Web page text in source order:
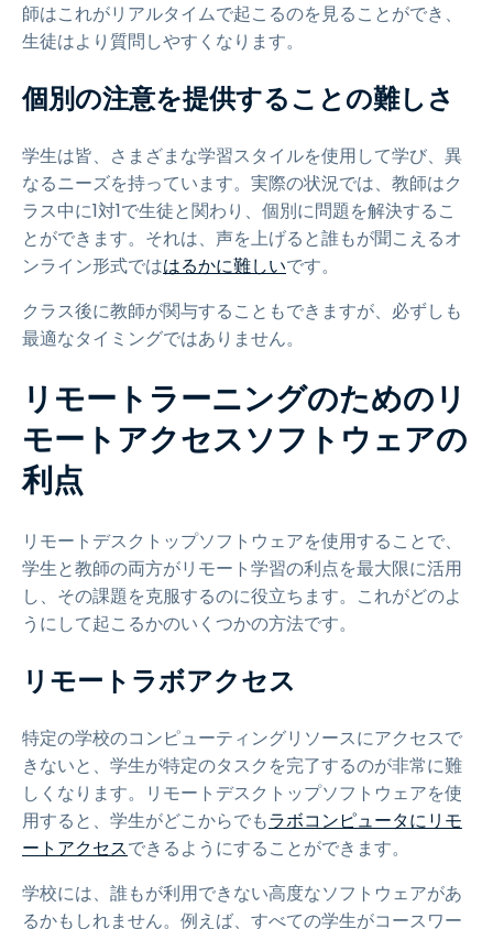
師はこれがリアルタイムで起こるのを見ることができ、
生徒はより質問しやすくなります。
個別の注意を提供することの難しさ
学生は皆、さまざまな学習スタイルを使用して学び、異
なるニーズを持っています。実際の状況では、教師はク
ラス中に1対1で生徒と関わり、個別に問題を解決するこ
とができます。それは、声を上げると誰もが聞こえるオ
ンライン形式でははるかに難しいです。
クラス後に教師が関与することもできますが、必ずしも
最適なタイミングではありません。
リモートラーニングのためのリ
モートアクセスソフトウェアの
利点
リモートデスクトップソフトウェアを使用することで、
学生と教師の両方がリモート学習の利点を最大限に活用
し、その課題を克服するのに役立ちます。これがどのよ
うにして起こるかのいくつかの方法です。
リモートラボアクセス
特定の学校のコンピューティングリソースにアクセスで
きないと、学生が特定のタスクを完了するのが非常に難
しくなります。リモートデスクトップソフトウェアを使
用すると、学生がどこからでもラボコンピュータにリモ
ートアクセスできるようにすることができます。
学校には、誰もが利用できない高度なソフトウェアがあ
るかもしれません。例えば、すべての学生がコースワー